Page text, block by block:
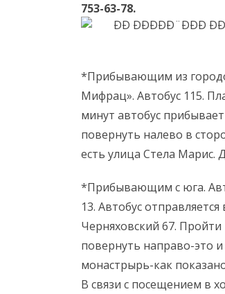
753-63-78.
*Прибывающим из
Мифрац». Автобус 115.
минут автобус
повернуть налево в
есть улица Стела Марис.
*Прибывающим с юга.
13. Автобус
Черняховский 67.
повернуть направо-это
монастрырь-как
В связи с посещением в